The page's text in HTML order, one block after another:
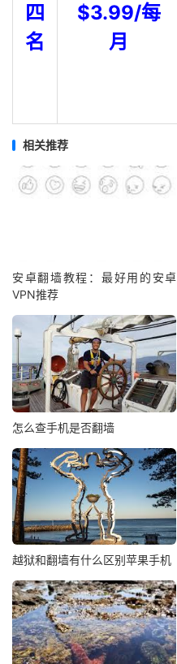
四
名
$3.99/每
月
相关推荐
安卓翻墙教程：最好用的安卓
VPN推荐
怎么查手机是否翻墙
越狱和翻墙有什么区别苹果手机